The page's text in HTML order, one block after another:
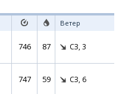
Ветер
746 87 СЗ, 3
747 59 СЗ, 6